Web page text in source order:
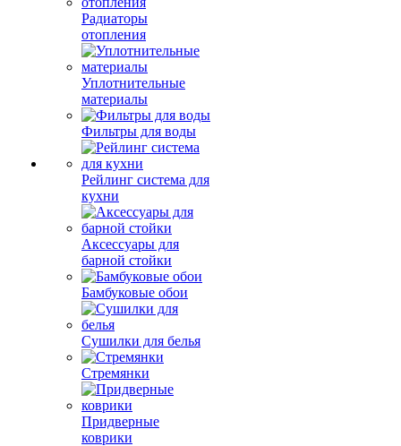
Радиаторы
отопления
Уплотнительные
материалы
Фильтры для воды
Рейлинг система для
кухни
Аксессуары для
барной стойки
Бамбуковые обои
Сушилки для белья
Стремянки
Придверные
коврики